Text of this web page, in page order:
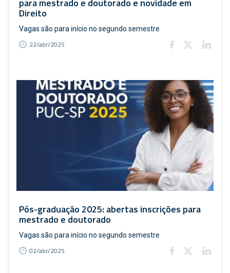
para mestrado e doutorado e novidade em
Direito
Vagas são para início no segundo semestre
22/abr/2025
Pós-graduação 2025: abertas inscrições para
mestrado e doutorado
Vagas são para início no segundo semestre
02/abr/2025